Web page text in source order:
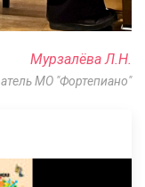
Мурзалёва Л.Н.
МО "Фортепиано"